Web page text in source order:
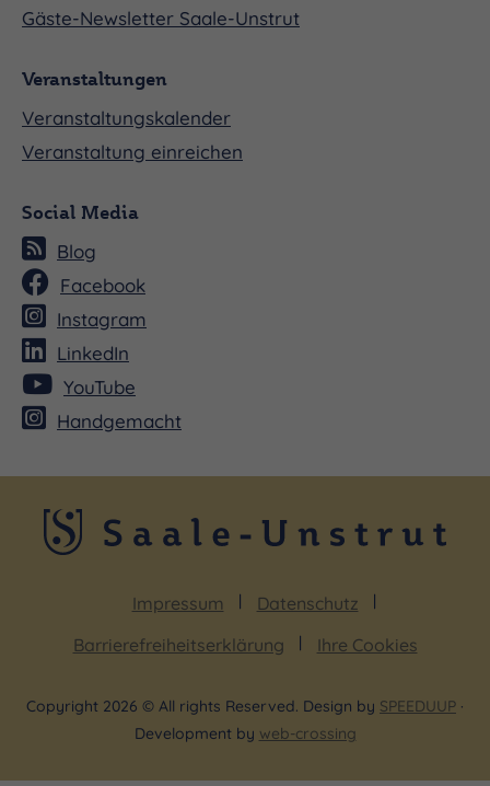
Gäste-Newsletter Saale-Unstrut
Veranstaltungen
Veranstaltungskalender
Veranstaltung einreichen
Social Media
Blog
Facebook
Instagram
LinkedIn
YouTube
Handgemacht
Impressum
Datenschutz
Barrierefreiheitserklärung
Ihre Cookies
Copyright 2026 © All rights Reserved. Design by SPEEDUUP ·
Development by web-crossing